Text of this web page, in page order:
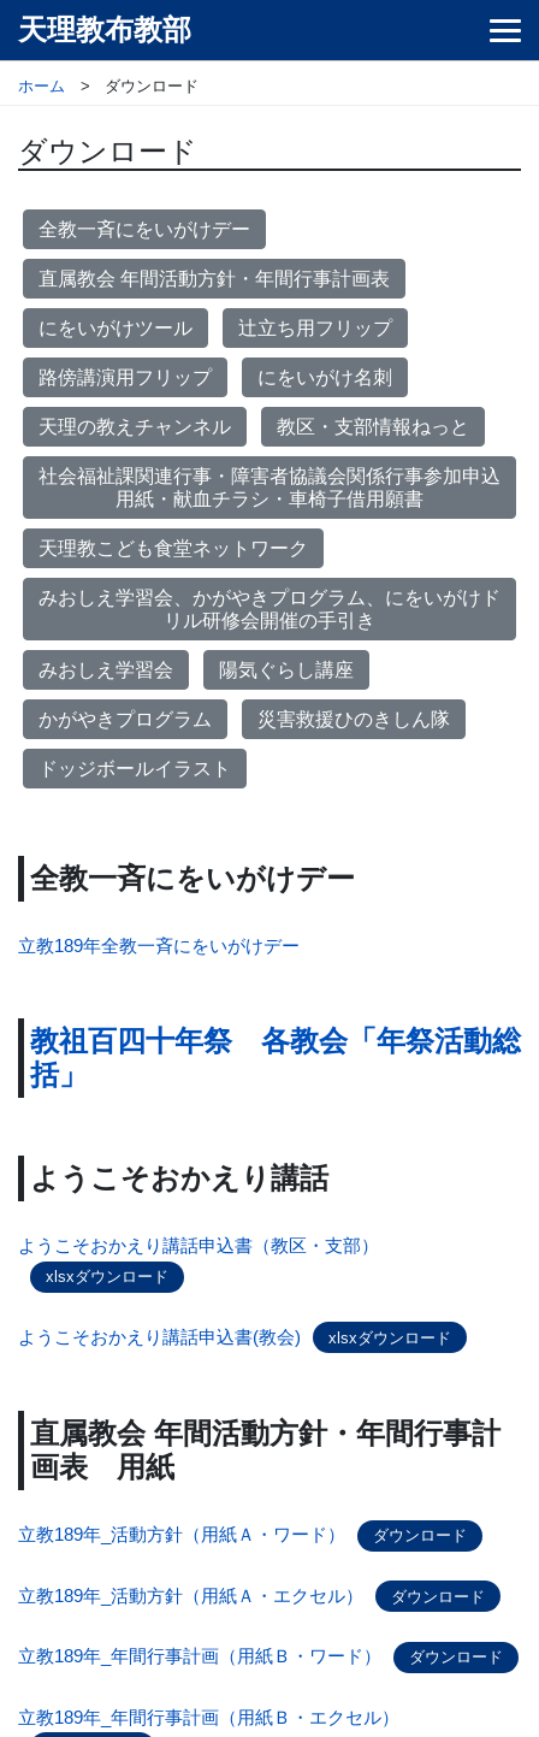
天理教布教部
ホーム ダウンロード
ダウンロード
全教一斉にをいがけデー
直属教会 年間活動方針・年間行事計画表
にをいがけツール 辻立ち用フリップ
路傍講演用フリップ にをいがけ名刺
天理の教えチャンネル 教区・支部情報ねっと
社会福祉課関連行事・障害者協議会関係行事参加申込
用紙・献血チラシ・車椅子借用願書
天理教こども食堂ネットワーク
みおしえ学習会、かがやきプログラム、にをいがけド
リル研修会開催の手引き
みおしえ学習会 陽気ぐらし講座
かがやきプログラム 災害救援ひのきしん隊
ドッジボールイラスト
全教一斉にをいがけデー
立教189年全教一斉にをいがけデー
教祖百四十年祭 各教会「年祭活動総
括」
ようこそおかえり講話
ようこそおかえり講話申込書（教区・支部）
xlsxダウンロード
ようこそおかえり講話申込書(教会) xlsxダウンロード
直属教会 年間活動方針・年間行事計
画表 用紙
立教189年_活動方針（用紙Ａ・ワード） ダウンロード
立教189年_活動方針（用紙Ａ・エクセル） ダウンロード
立教189年_年間行事計画（用紙Ｂ・ワード） ダウンロード
立教189年_年間行事計画（用紙Ｂ・エクセル）